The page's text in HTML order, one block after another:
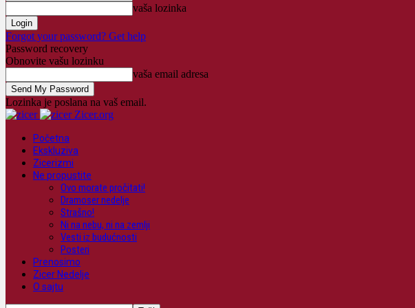
vaša lozinka
Forgot your password? Get help
Password recovery
Obnovite vašu lozinku
vaša email adresa
Lozinka je poslana na vaš email.
Zicer.org
Početna
Ekskluziva
Zicerizmi
Ne propustite
Ovo morate pročitati!
Dramoser nedelje
Strašno!
Ni na nebu, ni na zemlji
Vesti iz budućnosti
Posteri
Prenosimo
Zicer Nedelje
O sajtu